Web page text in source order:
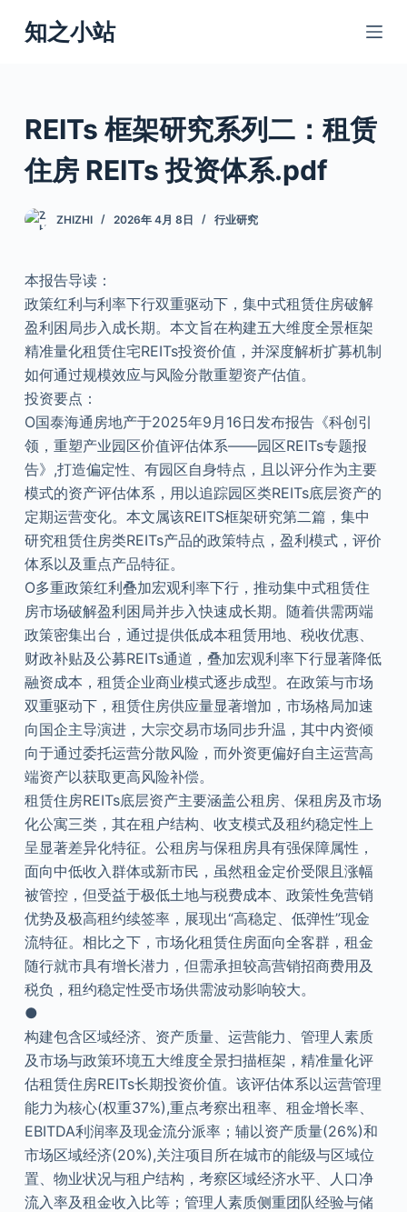
跳
过
知之小站
REITs 框架研究系列二：租赁
住房 REITs 投资体系.pdf
ZHIZHI 2026年 4月 8日 行业研究
本报告导读：
政策红利与利率下行双重驱动下，集中式租赁住房破解
盈利困局步入成长期。本文旨在构建五大维度全景框架
精准量化租赁住宅REITs投资价值，并深度解析扩募机制
如何通过规模效应与风险分散重塑资产估值。
投资要点：
O国泰海通房地产于2025年9月16日发布报告《科创引
领，重塑产业园区价值评估体系——园区REITs专题报
告》,打造偏定性、有园区自身特点，且以评分作为主要
模式的资产评估体系，用以追踪园区类REITs底层资产的
定期运营变化。本文属该REITS框架研究第二篇，集中
研究租赁住房类REITs产品的政策特点，盈利模式，评价
体系以及重点产品特征。
O多重政策红利叠加宏观利率下行，推动集中式租赁住
房市场破解盈利困局并步入快速成长期。随着供需两端
政策密集出台，通过提供低成本租赁用地、税收优惠、
财政补贴及公募REITs通道，叠加宏观利率下行显著降低
融资成本，租赁企业商业模式逐步成型。在政策与市场
双重驱动下，租赁住房供应量显著增加，市场格局加速
向国企主导演进，大宗交易市场同步升温，其中内资倾
向于通过委托运营分散风险，而外资更偏好自主运营高
端资产以获取更高风险补偿。
租赁住房REITs底层资产主要涵盖公租房、保租房及市场
化公寓三类，其在租户结构、收支模式及租约稳定性上
呈显著差异化特征。公租房与保租房具有强保障属性，
面向中低收入群体或新市民，虽然租金定价受限且涨幅
被管控，但受益于极低土地与税费成本、政策性免营销
优势及极高租约续签率，展现出“高稳定、低弹性”现金
流特征。相比之下，市场化租赁住房面向全客群，租金
随行就市具有增长潜力，但需承担较高营销招商费用及
税负，租约稳定性受市场供需波动影响较大。
●
构建包含区域经济、资产质量、运营能力、管理人素质
及市场与政策环境五大维度全景扫描框架，精准量化评
估租赁住房REITs长期投资价值。该评估体系以运营管理
能力为核心(权重37%),重点考察出租率、租金增长率、
EBITDA利润率及现金流分派率；辅以资产质量(26%)和
市场区域经济(20%),关注项目所在城市的能级与区域位
置、物业状况与租户结构，考察区域经济水平、人口净
流入率及租金收入比等；管理人素质侧重团队经验与储